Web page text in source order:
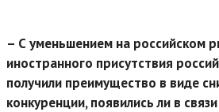
– С уменьшением на российском
иностранного присутствия
получили преимущество в виде
конкуренции, появились ли в